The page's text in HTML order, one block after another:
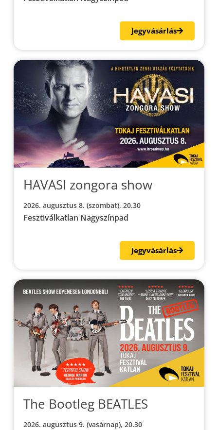
Jegyvásárlás
HAVASI zongora show
2026. augusztus 8. (szombat), 20.30
Fesztiválkatlan Nagyszínpad
Jegyvásárlás
The Bootleg BEATLES
2026. augusztus 9. (vasárnap), 20.30